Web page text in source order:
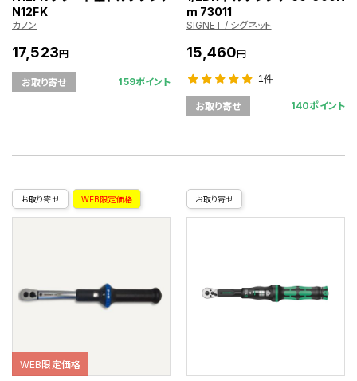
N12FK
カノン
17,523円
お取り寄せ 159ポイント
m 73011
SIGNET / シグネット
15,460円
1件
お取り寄せ 140ポイント
お取り寄せ WEB限定価格
WEB限定価格
お取り寄せ